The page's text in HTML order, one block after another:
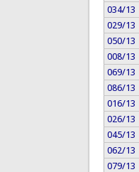
034/13
029/13
050/13
008/13
069/13
086/13
016/13
026/13
045/13
062/13
079/13